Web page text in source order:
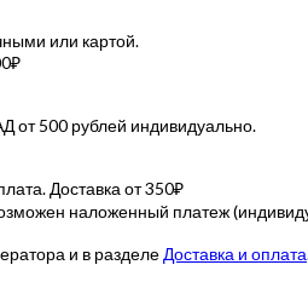
или картой.
от 500 рублей индивидуально.
Доставка от 350₽
наложенный платеж
и в разделе Доставка и оплата